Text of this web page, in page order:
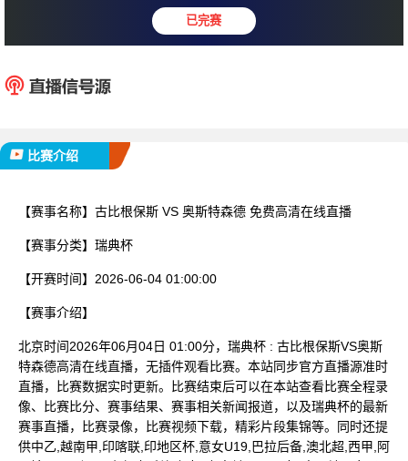
0 : 0
比赛介绍
【赛事名称】 古比根保斯 VS 奥斯特森德 免费高清在线直播
【赛事分类】 瑞典杯
【开赛时间】 2026-06-04 01:00:00
【赛事介绍】
北京时间2026年06月04日 01:00分，瑞典杯 : 古比根保斯VS奥斯
特森德高清在线直播，无插件观看比赛。本站同步官方直播源准时
直播，比赛数据实时更新。比赛结束后可以在本站查看比赛全程录
像、比赛比分、赛事结果、赛事相关新闻报道，以及瑞典杯的最新
赛事直播，比赛录像，比赛视频下载，精彩片段集锦等。同时还提
供中乙,越南甲,印喀联,印地区杯,意女U19,巴拉后备,澳北超,西甲,阿